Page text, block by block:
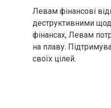
Левам фінансові
деструктивними
фінансах, Левам
на плаву.
своїх цілей.